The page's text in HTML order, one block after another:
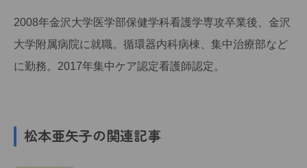
2008年金沢大学医学部保健学科看護学専攻卒業後、金沢
大学附属病院に就職。循環器内科病棟、集中治療部など
に勤務。2017年集中ケア認定看護師認定。
松本亜矢子の関連記事